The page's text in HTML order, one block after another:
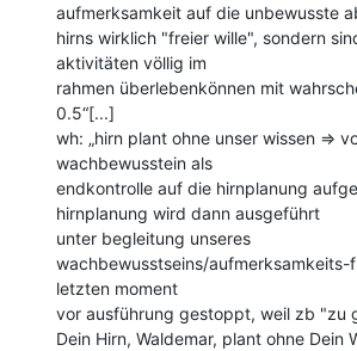
aufmerksamkeit auf die unbewusste
hirns wirklich "freier wille", sondern
aktivitäten völlig im
rahmen überlebenkönnen mit
0.5“[...]
wh: „hirn plant ohne unser wissen =>
wachbewusstein als
endkontrolle auf die hirnplanung
hirnplanung wird dann ausgeführt
unter begleitung unseres
wachbewusstseins/aufmerksamkeits-
letzten moment
vor ausführung gestoppt, weil zb "zu
Dein Hirn, Waldemar, plant ohne Dein